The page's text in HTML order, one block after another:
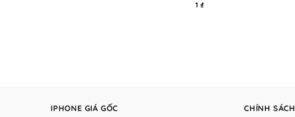
1₫
IPHONE GIÁ GỐC CHÍNH SÁCH